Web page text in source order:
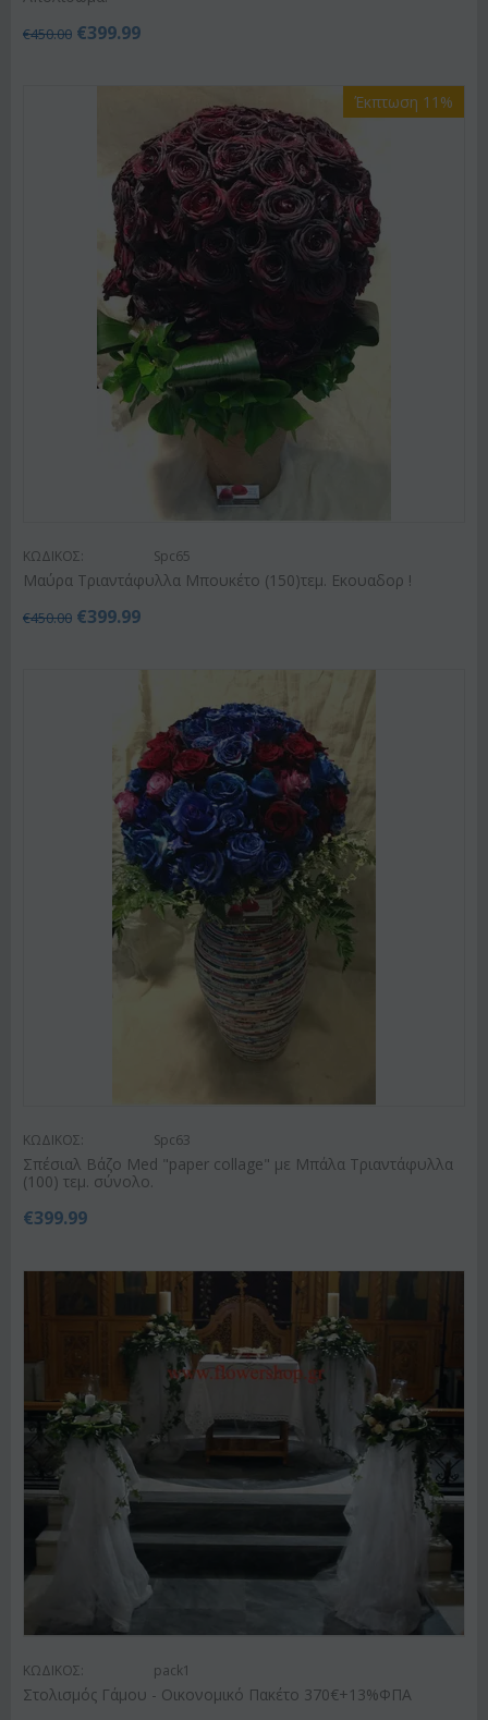
€450.00 €399.99
Έκπτωση 11%
ΚΩΔΙΚΟΣ: Spc65
Μαύρα Τριαντάφυλλα Μπουκέτο (150)τεμ. Εκουαδορ !
€450.00 €399.99
ΚΩΔΙΚΟΣ: Spc63
Σπέσιαλ Βάζο Med "paper collage" με Μπάλα Τριαντάφυλλα
(100) τεμ. σύνολο.
€399.99
ΚΩΔΙΚΟΣ: pack1
Στολισμός Γάμου - Οικονομικό Πακέτο 370€+13%ΦΠΑ